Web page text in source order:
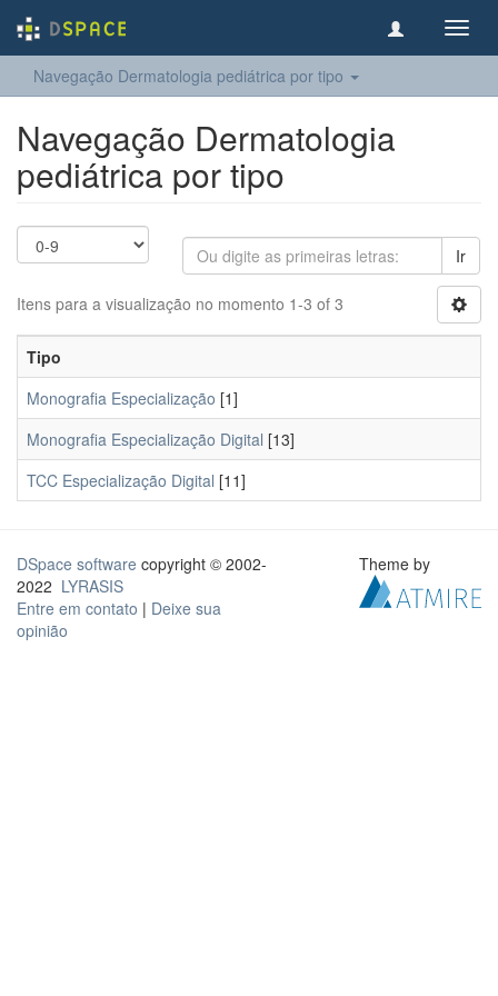
Navegação Dermatologia pediátrica por tipo
Navegação Dermatologia
pediátrica por tipo
Ir
Itens para a visualização no momento 1-3 of 3
Tipo
Monografia Especialização [1]
Monografia Especialização Digital [13]
TCC Especialização Digital [11]
DSpace software copyright © 2002-
2022 LYRASIS
Entre em contato | Deixe sua
opinião
Theme by